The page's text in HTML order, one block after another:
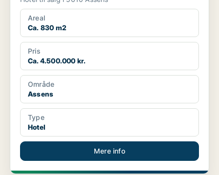
Areal
Ca. 830 m2
Pris
Ca. 4.500.000 kr.
Område
Assens
Type
Hotel
Mere info